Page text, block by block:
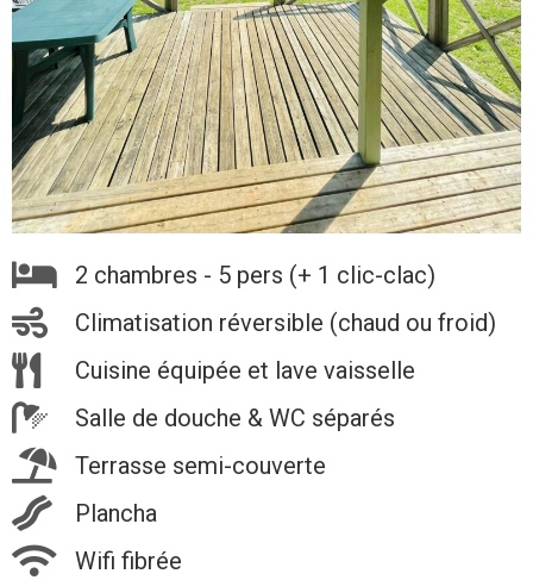
2 chambres - 5 pers (+ 1 clic-clac)
Climatisation réversible (chaud ou froid)
Cuisine équipée et lave vaisselle
Salle de douche & WC séparés
Terrasse semi-couverte
Plancha
Wifi fibrée